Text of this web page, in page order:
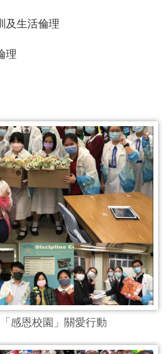
及生活倫理
理
感恩校園」關愛行動